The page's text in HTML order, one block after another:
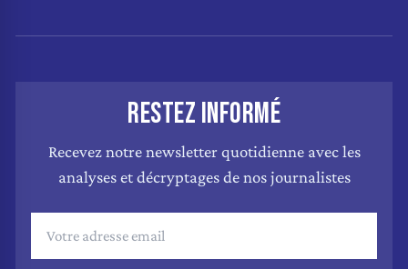
RESTEZ INFORMÉ
Recevez notre newsletter quotidienne avec les
analyses et décryptages de nos journalistes